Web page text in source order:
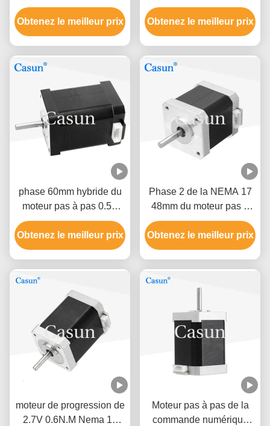
moteur de progression de
2 phases
Obtenez le meilleur prix
ultrafin 1.0A 130mN.m
pour équipement médical
Obtenez le meilleur prix
phase 60mm hybride du
moteur pas à pas 0.5A
0,78 N. m2 de Nema 17
de l'imprimante 3D
Obtenez le meilleur prix
Phase 2 de la NEMA 17
48mm du moteur pas à
pas 1.5A de la NEMA 17
de Casun 0.45N.M 1,8
degrés
Obtenez le meilleur prix
moteur de progression de
2.7V 0.6N.M Nema 17
Moteur pas à pas de la
commande numérique